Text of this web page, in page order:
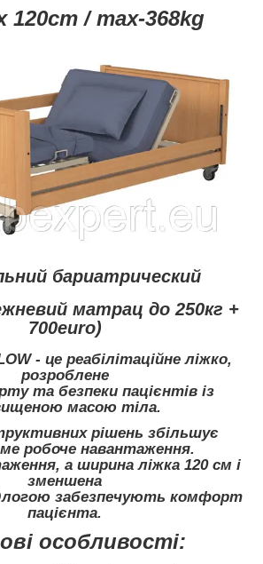
120cm /max-368kg
бариатрический
матрац до 250кг +
700euro)
- це реабілітаційне ліжко,
розроблене
та безпеки пацієнтів із
масою тіла.
рішень збільшує
робоче навантаження.
а ширина ліжка 120 см і
зменшена
забезпечують комфорт
пацієнта.
особливості: